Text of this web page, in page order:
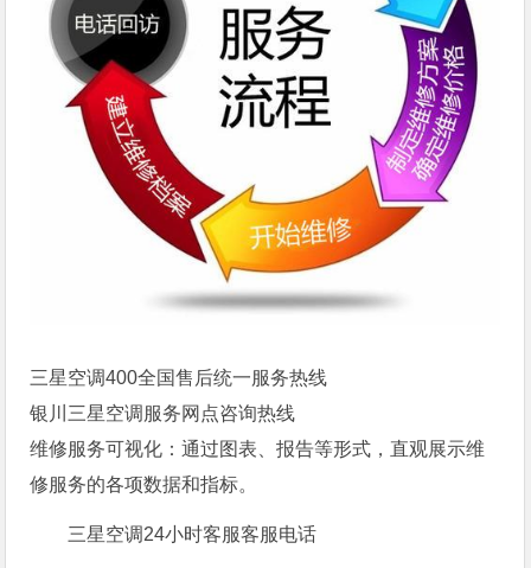
三星空调400全国售后统一服务热线
银川三星空调服务网点咨询热线
维修服务可视化：通过图表、报告等形式，直观展示维
修服务的各项数据和指标。
三星空调24小时客服客服电话